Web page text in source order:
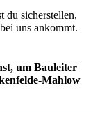
du sicherstellen,
uns ankommt.
um Bauleiter
Mahlow